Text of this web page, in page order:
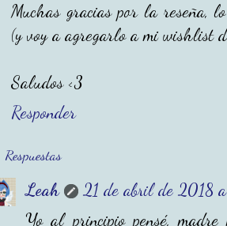
Muchas gracias por la reseña,
(y voy a agregarlo a mi wishlist
Saludos <3
Responder
Respuestas
Leah
21 de abril de 2018
Yo al principio pensé,